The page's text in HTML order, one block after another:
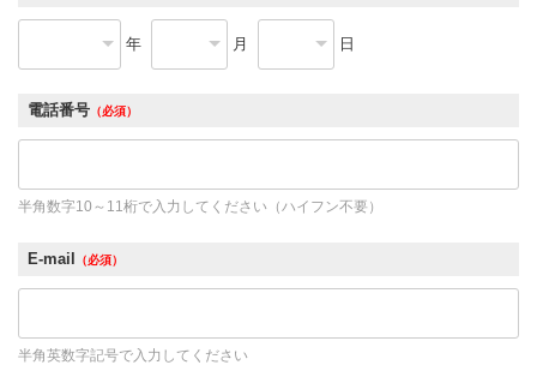
年 月 日
電話番号 （必須）
半角数字10～11桁で入力してください（ハイフン不要）
E-mail （必須）
半角英数字記号で入力してください